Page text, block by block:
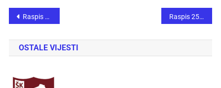
Raspis 10. turnira „Sjećanje na Hamzu Mujića“ Raspis 25. međunarodnog otvorenog šahovskog turnira “ZENICA 2023.”
OSTALE VIJESTI